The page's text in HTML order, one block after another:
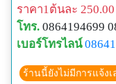
ราคา1ต้นละ
โทร. 0864194699
เบอร์โทรไลน์
ร้านนี้ยังไม่มีการแจ้ง